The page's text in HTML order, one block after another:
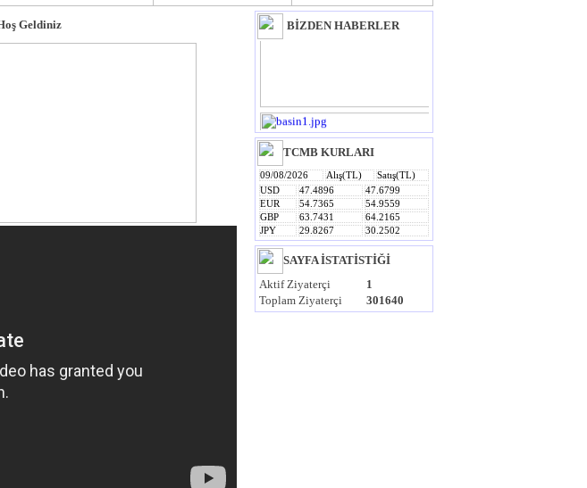
Geldiniz BİZDEN HABERLER
------------------
TCMB KURLARI
09/08/2026 Alış(TL)
Satış(TL)
USD
47.4896
47.6799
EUR
54.7365
54.9559
GBP
63.7431
64.2165
JPY
29.8267 30.2502
SAYFA İSTATİSTİĞİ
Aktif Ziyaterçi
1
Toplam Ziyaterçi
301640